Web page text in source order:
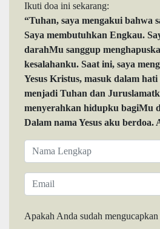
Ikuti doa ini sekarang:
“Tuhan, saya mengakui bahwa
Saya membutuhkan Engkau.
darahMu sanggup
kesalahanku. Saat ini, saya
Yesus Kristus, masuk dalam
menjadi Tuhan dan
menyerahkan hidupku bagiMu
Dalam nama Yesus aku berdoa.
Apakah Anda sudah